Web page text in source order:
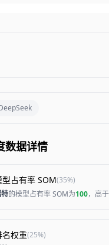
数据详情
型占有率 SOM(35%)
的模型占有率 SOM为100，高于
名权重(25%)